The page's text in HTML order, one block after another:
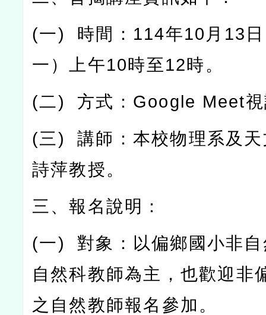
(一) 時間： 114年10 月 13
一）上午10時至12時。
(二) 方式： Google Meet
(三)講師：本校物理系及
詩萍教授。
三、報名說明：
(一)對象：以偏鄉國小非
自然科教師為主，也歡迎非
之自然教師報名參加。